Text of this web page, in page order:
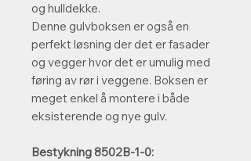
og hulldekke.
Denne gulvboksen er også en
perfekt løsning der det er fasader
og vegger hvor det er umulig med
føring av rør i veggene. Boksen er
meget enkel å montere i både
eksisterende og nye gulv.
Bestykning 8502B-1-0: